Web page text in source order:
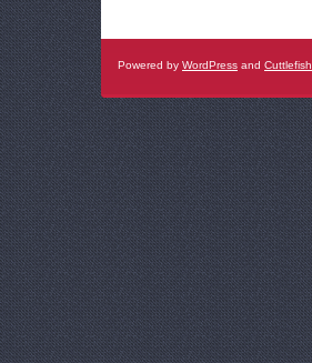
Powered by WordPress and Cuttlefish